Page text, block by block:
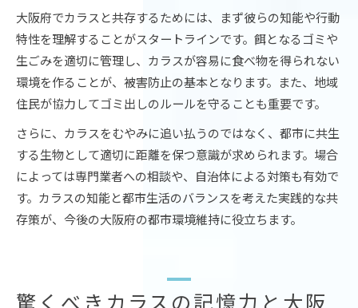
大阪府でカラスと共存するためには、まず彼らの知能や行動
特性を理解することがスタートラインです。餌となるゴミや
生ごみを適切に管理し、カラスが容易に食べ物を得られない
環境を作ることが、被害防止の基本となります。また、地域
住民が協力してゴミ出しのルールを守ることも重要です。
さらに、カラスをむやみに追い払うのではなく、都市に共生
する生物として適切に距離を保つ意識が求められます。場合
によっては専門業者への相談や、自治体による対策も有効で
す。カラスの知能と都市生活のバランスを考えた実践的な共
存策が、今後の大阪府の都市環境維持に役立ちます。